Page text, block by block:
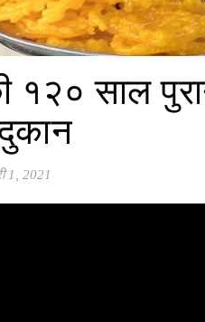
१२० साल
1, 2021